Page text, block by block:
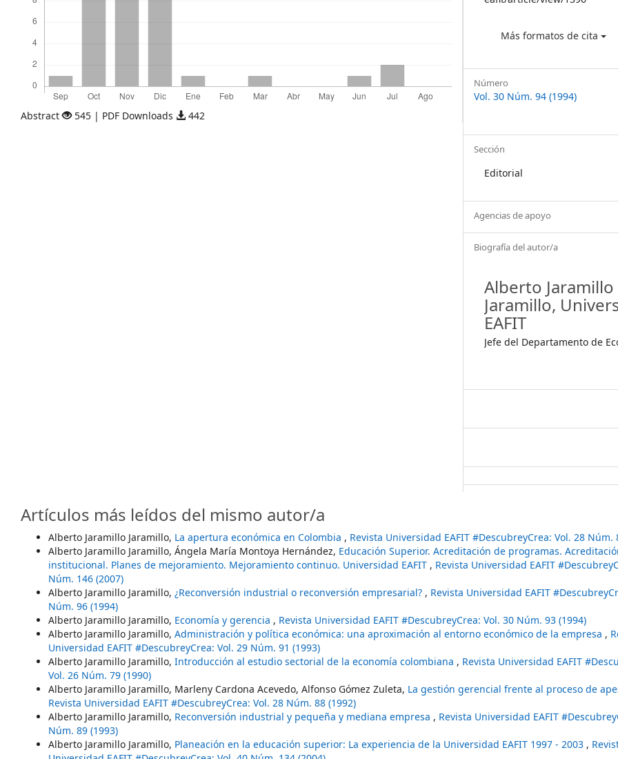
Abstract 545 | PDF Downloads 442
Más formatos de cita
Número
Vol. 30 Núm. 94 (1994)
Sección
Editorial
Agencias de apoyo
Biografía del autor/a
Alberto Jaramillo
Jaramillo,
EAFIT
Jefe del Departamento de
Artículos más leídos del mismo autor/a
Alberto Jaramillo Jaramillo, La apertura económica en Colombia , Revista Universidad EAFIT #DescubreyCrea: Vol. 28 Núm.
Alberto Jaramillo Jaramillo, Ángela María Montoya Hernández, Educación Superior. Acreditación de programas.
institucional. Planes de mejoramiento. Mejoramiento continuo. Universidad EAFIT , Revista Universidad EAFIT
Núm. 146 (2007)
Alberto Jaramillo Jaramillo, ¿Reconversión industrial o reconversión empresarial? , Revista Universidad EAFIT
Núm. 96 (1994)
Alberto Jaramillo Jaramillo, Economía y gerencia , Revista Universidad EAFIT #DescubreyCrea: Vol. 30 Núm. 93 (1994)
Alberto Jaramillo Jaramillo, Administración y política económica: una aproximación al entorno económico de la empresa ,
Universidad EAFIT #DescubreyCrea: Vol. 29 Núm. 91 (1993)
Alberto Jaramillo Jaramillo, Introducción al estudio sectorial de la economía colombiana , Revista Universidad EAFIT
Vol. 26 Núm. 79 (1990)
Alberto Jaramillo Jaramillo, Marleny Cardona Acevedo, Alfonso Gómez Zuleta, La gestión gerencial frente al proceso de
Revista Universidad EAFIT #DescubreyCrea: Vol. 28 Núm. 88 (1992)
Alberto Jaramillo Jaramillo, Reconversión industrial y pequeña y mediana empresa , Revista Universidad EAFIT
Núm. 89 (1993)
Alberto Jaramillo Jaramillo, Planeación en la educación superior: La experiencia de la Universidad EAFIT 1997 - 2003 ,